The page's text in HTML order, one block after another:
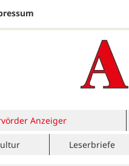
Anzeiger
Leserbriefe